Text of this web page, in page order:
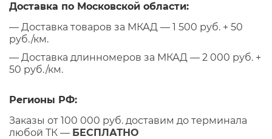
Доставка по Московской области:
— Доставка товаров за МКАД — 1 500 руб. + 50
руб./км.
— Доставка длинномеров за МКАД — 2 000 руб. +
50 руб./км.
Регионы РФ:
Заказы от 100 000 руб. доставим до терминала
любой ТК — БЕСПЛАТНО